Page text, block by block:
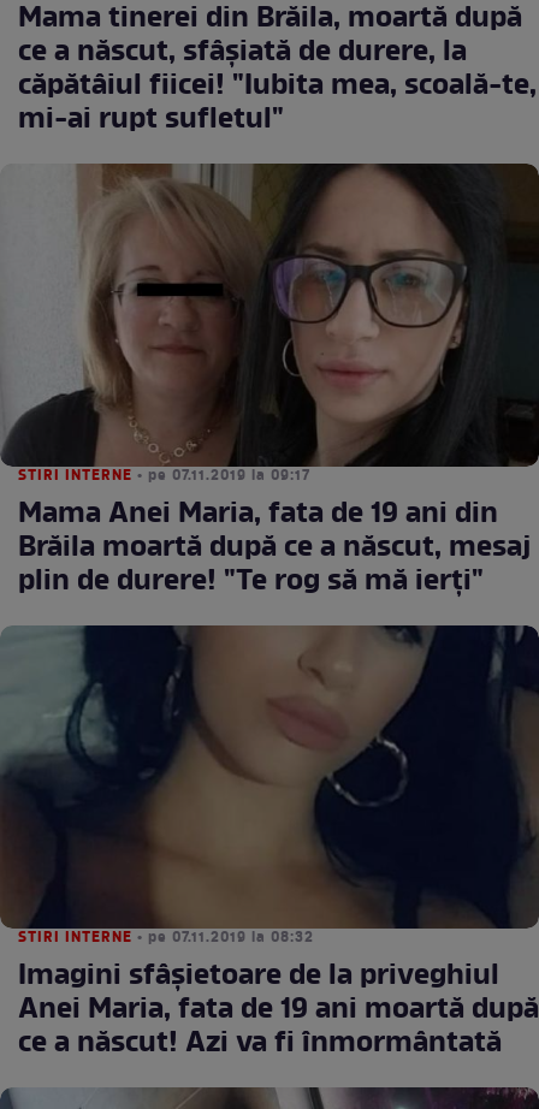
Mama tinerei din Brăila, moartă după
ce a născut, sfâșiată de durere, la
căpătâiul fiicei! "Iubita mea, scoală-te,
mi-ai rupt sufletul"
STIRI INTERNE • pe 07.11.2019 la 09:17
Mama Anei Maria, fata de 19 ani din
Brăila moartă după ce a născut, mesaj
plin de durere! "Te rog să mă ierți"
STIRI INTERNE • pe 07.11.2019 la 08:32
Imagini sfâșietoare de la priveghiul
Anei Maria, fata de 19 ani moartă după
ce a născut! Azi va fi înmormântată